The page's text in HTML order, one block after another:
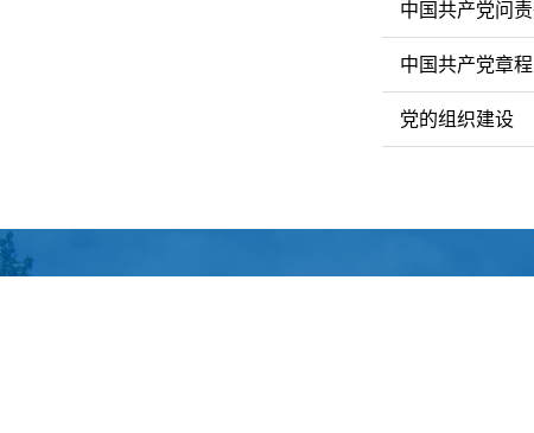
中国共产党问责
中国共产党章程
党的组织建设